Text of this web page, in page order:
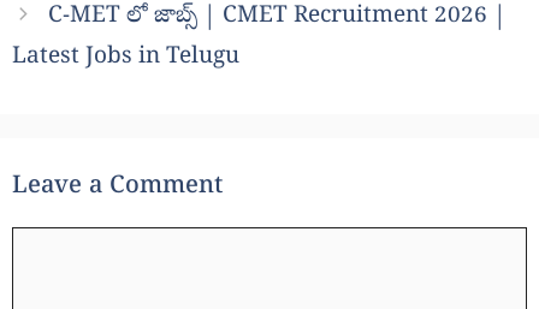
C-MET లో జాబ్స్ | CMET Recruitment 2026 |
Latest Jobs in Telugu
Leave a Comment